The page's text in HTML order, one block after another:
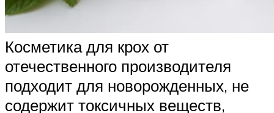
Косметика для крох от
отечественного производителя
подходит для новорожденных, не
содержит токсичных веществ,